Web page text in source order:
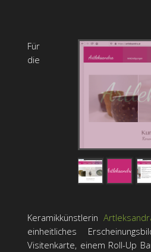
Für
die
Keramikkünstlerin
einheitliches
Visitenkarte, einem Roll-Up